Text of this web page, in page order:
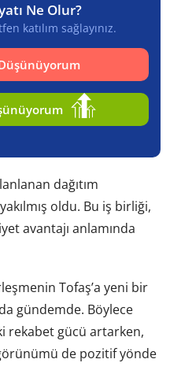
Ne Olur?
katılım sağlayınız.
dağıtım
oldu. Bu iş birliği,
avantajı anlamında
Tofaş’a yeni bir
gündemde. Böylece
rekabet gücü artarken,
de pozitif yönde